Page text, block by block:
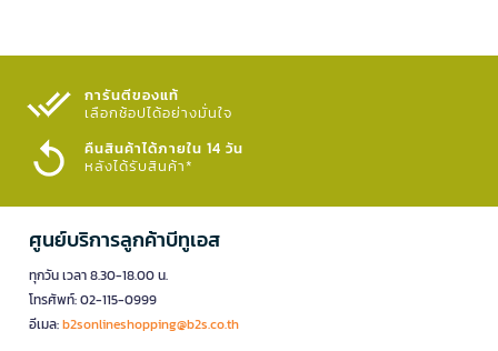
การันตีของแท้
เลือกช้อปได้อย่างมั่นใจ​
คืนสินค้าได้ภายใน 14 วัน
หลังได้รับสินค้า*
ศูนย์บริการลูกค้าบีทูเอส
ทุกวัน เวลา 8.30-18.00 น.
โทรศัพท์: 02-115-0999
อีเมล:b2sonlineshopping@b2s.co.th